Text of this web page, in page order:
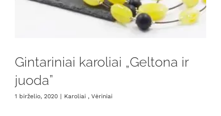
Gintariniai karoliai „Geltona ir
juoda”
1 birželio, 2020 | Karoliai , Vėriniai